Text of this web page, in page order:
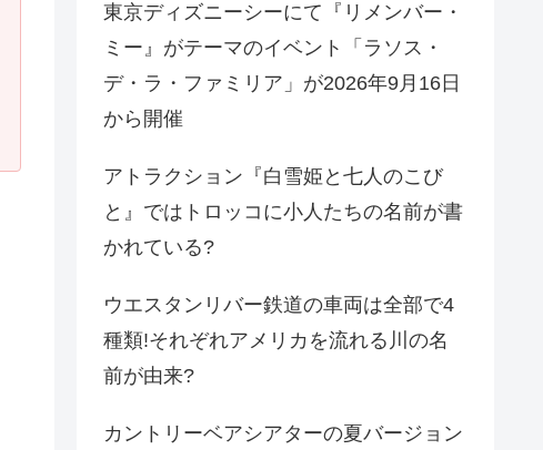
東京ディズニーシーにて『リメンバー・
ミー』がテーマのイベント「ラソス・
デ・ラ・ファミリア」が2026年9月16日
から開催
アトラクション『白雪姫と七人のこび
と』ではトロッコに小人たちの名前が書
かれている?
ウエスタンリバー鉄道の車両は全部で4
種類!それぞれアメリカを流れる川の名
前が由来?
カントリーベアシアターの夏バージョン